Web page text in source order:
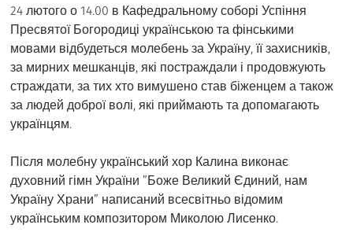
24 лютого о 14.00 в Кафедральному соборі Успіння
Пресвятої Богородиці українською та фінськими
мовами відбудеться молебень за Україну, її захисників,
за мирних мешканців, які постраждали і продовжують
страждати, за тих хто вимушено став біженцем а також
за людей доброї волі, які приймають та допомагають
українцям.
Після молебну український хор Калина виконає
духовний гімн України ”Боже Великий Єдиний, нам
Україну Храни” написаний всесвітньо відомим
українським композитором Миколою Лисенко.